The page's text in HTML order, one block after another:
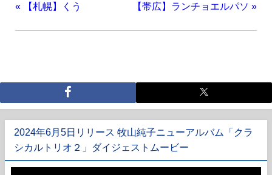
« 【札幌】くう 【帯広】ランチョエルパソ »
2024年6月5日リリース 牧山純子ニューアルバム「クラ
シカルトリオ２」ダイジェストムービー